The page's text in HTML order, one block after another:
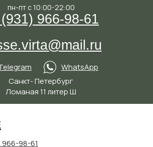
966-98-61
пн-пт с 10:00-22:00
WhatsApp
Санкт- Петербург
Ломаная 11 литер Ш
966-98-61